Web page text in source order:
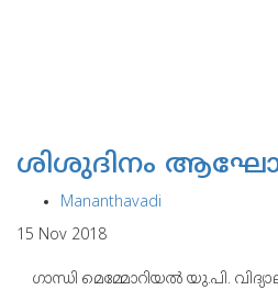
ശിശുദിനം
Mananthavadi
15 Nov 2018
ഗാന്ധി മെമ്മോറിയല്‍ യു.പി.